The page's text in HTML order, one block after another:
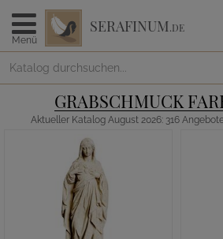
Menü
SERAFINUM.DE
GRABSCHMUCK
Aktueller Katalog August 2026: 316